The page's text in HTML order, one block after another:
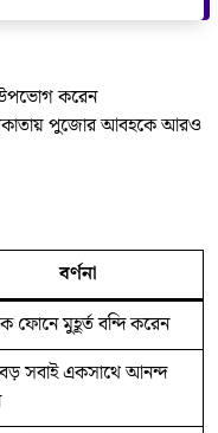
উপভোগ করেন
পুজোর আবহকে আরও
বর্ণনা
ফোনে মুহূর্ত বন্দি করেন
সবাই একসাথে আনন্দ